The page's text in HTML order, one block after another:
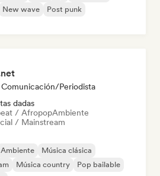
New wave
Post punk
Periodista
dadas
/ AfropopAmbiente
/ Mainstream
Ambiente
Música clásica
Música country
Pop bailable